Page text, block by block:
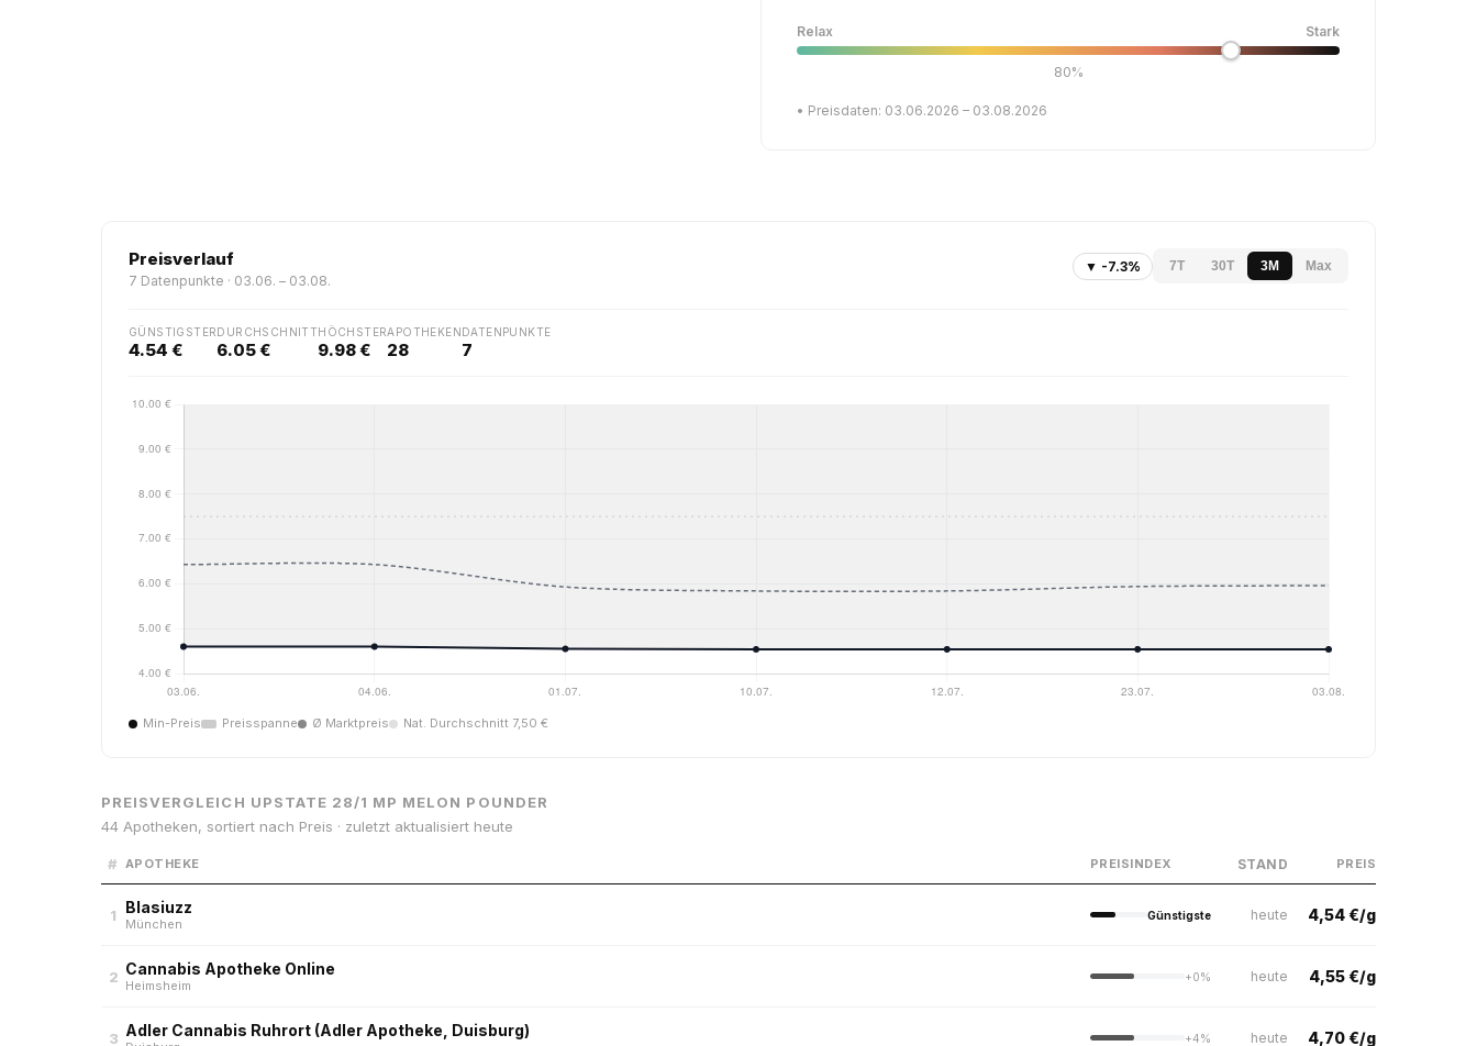
Relax Stark
80%
• Preisdaten: 03.06.2026 – 03.08.2026
Preisverlauf
7 Datenpunkte · 03.06. – 03.08.
▼ -7.3% 7T 30T 3M Max
GÜNSTIGSTER
4.54 €
DURCHSCHNITT
6.05 €
HÖCHSTER
9.98 €
APOTHEKEN
28
DATENPUNKTE
7
Min-Preis Preisspanne Ø Marktpreis Nat. Durchschnitt 7,50 €
PREISVERGLEICH UPSTATE 28/1 MP MELON POUNDER
44 Apotheken, sortiert nach Preis · zuletzt aktualisiert heute
# APOTHEKE PREISINDEX STAND PREIS
1 Blasiuzz
München
Günstigste heute 4,54 €/g
2 Cannabis Apotheke Online
Heimsheim
+0% heute 4,55 €/g
3 Adler Cannabis Ruhrort (Adler Apotheke, Duisburg) +4% heute 4,70 €/g